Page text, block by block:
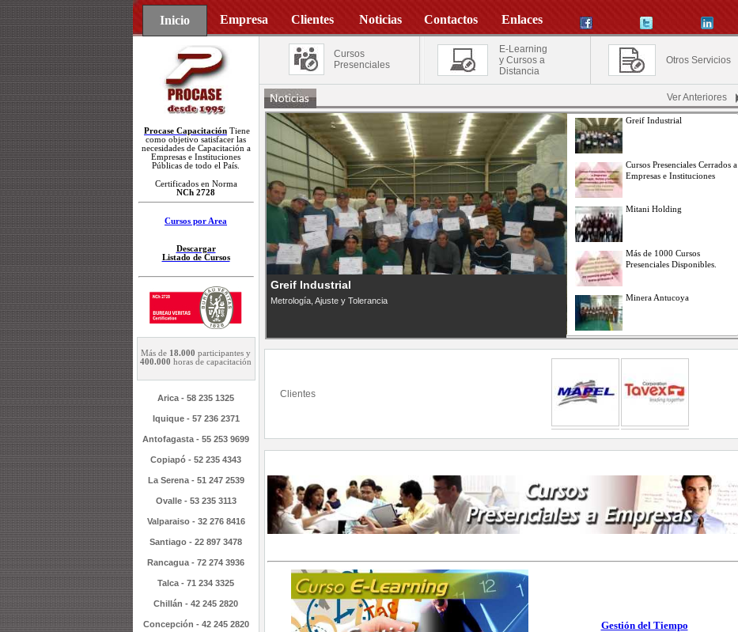
Inicio Empresa Clientes Noticias Contactos Enlaces
Procase Capacitación Tiene
como objetivo satisfacer las
necesidades de Capacitación a
Empresas e Instituciones
Públicas de todo el País.
Certificados en Norma
NCh 2728
Cursos por Area
Descargar
Listado de Cursos
Más de 18.000 participantes y
400.000 horas de capacitación
Arica - 58 235 1325
Iquique - 57 236 2371
Antofagasta - 55 253 9699
Copiapó - 52 235 4343
La Serena - 51 247 2539
Ovalle - 53 235 3113
Valparaiso - 32 276 8416
Santiago - 22 897 3478
Rancagua - 72 274 3936
Talca - 71 234 3325
Chillán - 42 245 2820
Concepción - 42 245 2820
Cursos
Presenciales
E-Learning
y Cursos a
Distancia
Otros Servicios
Ver Anteriores
Greif Industrial
Cursos Presenciales Cerrados a
Empresas e Instituciones
Mitani Holding
Más de 1000 Cursos
Presenciales Disponibles.
Minera Antucoya
Greif Industrial
Metrología, Ajuste y Tolerancia
Clientes
Gestión del Tiempo